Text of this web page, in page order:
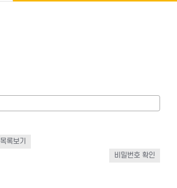
목록보기
비밀번호 확인